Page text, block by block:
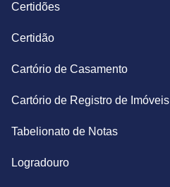
Certidões
Certidão
Cartório de Casamento
Cartório de Registro de Imóveis
Tabelionato de Notas
Logradouro